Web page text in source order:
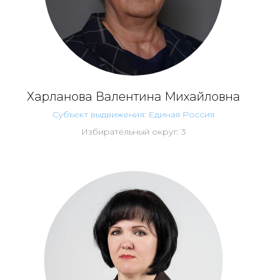
Харланова Валентина Михайловна
Субъект выдвижения: Единая Россия
Избирательный округ: 3